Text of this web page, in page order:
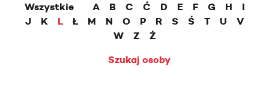
Wszystkie A B C Ć D E F G H
I
J
K L Ł M N O P R S Ś T U
V
W
Z
Ż
Szukaj osoby